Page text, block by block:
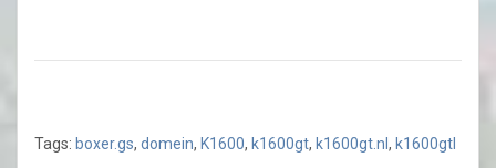
Tags: boxer.gs, domein, K1600, k1600gt, k1600gt.nl , k1600gtl